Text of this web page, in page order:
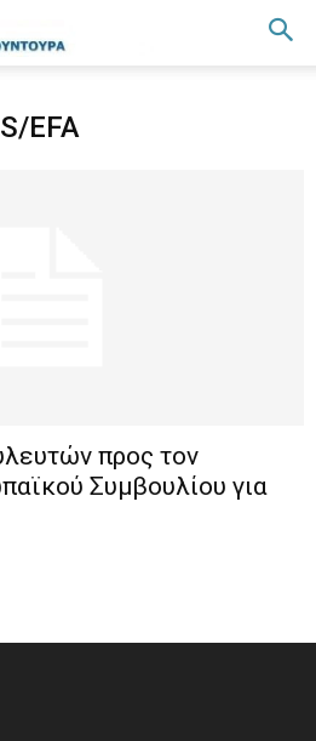
EFA
προς τον
Συμβουλίου για